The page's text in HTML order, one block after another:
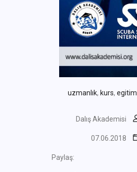
uzmanlık, kurs, egitim
Dalış Akademisi
07.06.2018
Paylaş: